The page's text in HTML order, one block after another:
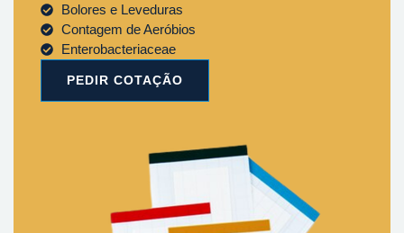
Bolores e Leveduras
Contagem de Aeróbios
Enterobacteriaceae
PEDIR COTAÇÃO